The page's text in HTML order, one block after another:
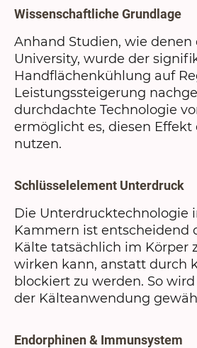
Wissenschaftliche Grundlage
Anhand Studien, wie denen
University, wurde der
Handflächenkühlung auf
Leistungssteigerung
durchdachte Technologie
ermöglicht es, diesen Effekt
nutzen.
Schlüsselelement Unterdruck
Die Unterdrucktechnologie
Kammern ist entscheidend
Kälte tatsächlich im Körper
wirken kann, anstatt durch
blockiert zu werden. So
der Kälteanwendung
Endorphinen & Immunsystem